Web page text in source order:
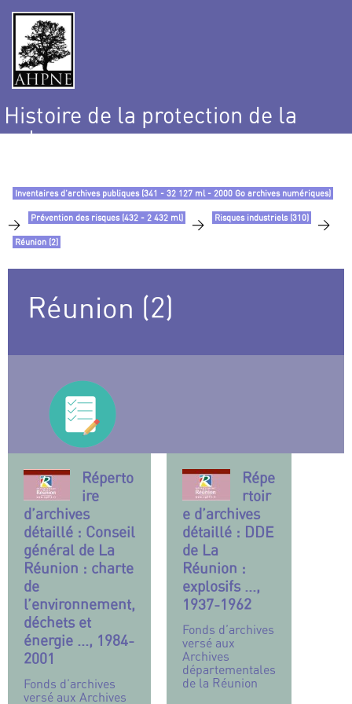
Histoire de la protection de la
nature
Inventaires d’archives publiques (341 - 32 127 ml - 2000 Go archives numériques)
> Prévention des risques (432 - 2 432 ml) > Risques industriels (310) >
Réunion (2)
Réunion (2)
Réperto
ire
d’archives
détaillé : Conseil
général de La
Réunion : charte
de
l’environnement,
déchets et
énergie ..., 1984-
2001
Fonds d’archives
versé aux Archives
Répe
rtoir
e d’archives
détaillé : DDE
de La
Réunion :
explosifs ...,
1937-1962
Fonds d’archives
versé aux
Archives
départementales
de la Réunion